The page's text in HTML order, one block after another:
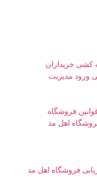
کشی خریداران
ورود مدیریت
فروشگاه
اهل مد
فروشگاه اهل مد